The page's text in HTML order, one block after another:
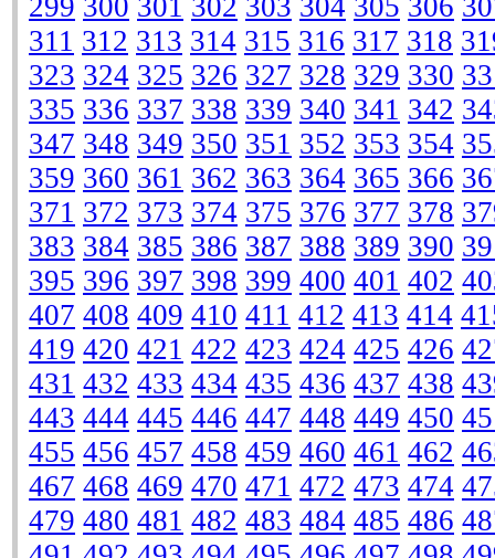
299 300 301 302 303 304 305 306
311 312 313 314 315 316 317 318
323 324 325 326 327 328 329 330
335 336 337 338 339 340 341 342
347 348 349 350 351 352 353 354
359 360 361 362 363 364 365 366
371 372 373 374 375 376 377 378
383 384 385 386 387 388 389 390
395 396 397 398 399 400 401 402
407 408 409 410 411 412 413 414
419 420 421 422 423 424 425 426
431 432 433 434 435 436 437 438
443 444 445 446 447 448 449 450
455 456 457 458 459 460 461 462
467 468 469 470 471 472 473 474
479 480 481 482 483 484 485 486